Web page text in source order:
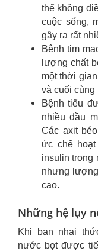
thể không
cuộc sống,
gây ra rất
Bệnh tim
lượng chất
một thời
và cuối cùng
Bệnh tiểu
nhiều dầu
Các axit
ức chế
insulin trong
nhưng
cao.
Những hệ lụy
Khi bạn nhai
nước bọt được